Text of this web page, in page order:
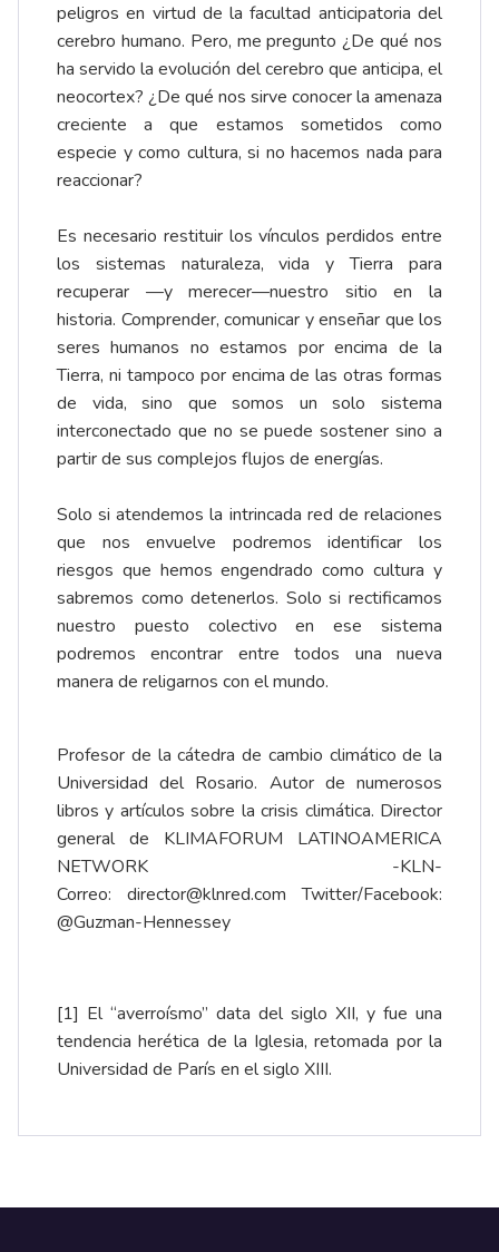
peligros en virtud de la facultad anticipatoria del
cerebro humano. Pero, me pregunto ¿De qué nos
ha servido la evolución del cerebro que anticipa, el
neocortex? ¿De qué nos sirve conocer la amenaza
creciente a que estamos sometidos como
especie y como cultura, si no hacemos nada para
reaccionar?
Es necesario restituir los vínculos perdidos entre
los sistemas naturaleza, vida y Tierra para
recuperar —y merecer—nuestro sitio en la
historia. Comprender, comunicar y enseñar que los
seres humanos no estamos por encima de la
Tierra, ni tampoco por encima de las otras formas
de vida, sino que somos un solo sistema
interconectado que no se puede sostener sino a
partir de sus complejos flujos de energías.
Solo si atendemos la intrincada red de relaciones
que nos envuelve podremos identificar los
riesgos que hemos engendrado como cultura y
sabremos como detenerlos. Solo si rectificamos
nuestro puesto colectivo en ese sistema
podremos encontrar entre todos una nueva
manera de religarnos con el mundo.
Profesor de la cátedra de cambio climático de la
Universidad del Rosario. Autor de numerosos
libros y artículos sobre la crisis climática. Director
general de KLIMAFORUM LATINOAMERICA
NETWORK -KLN-
Correo: director@klnred.com Twitter/Facebook:
@Guzman-Hennessey
[1] El “averroísmo” data del siglo XII, y fue una
tendencia herética de la Iglesia, retomada por la
Universidad de París en el siglo XIII.